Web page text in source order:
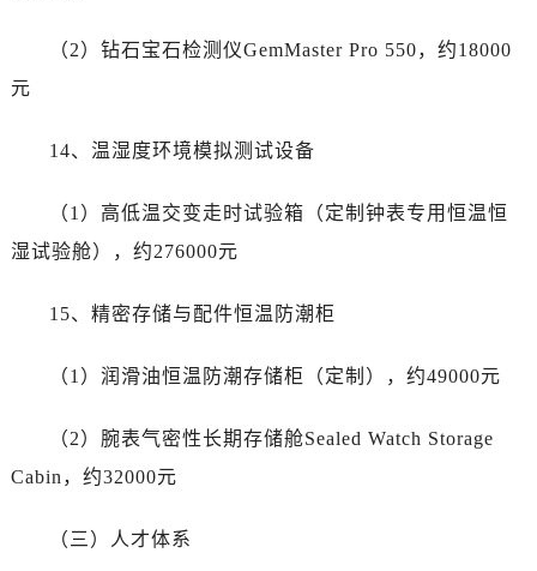
（2）钻石宝石检测仪GemMaster Pro 550，约18000
元
14、温湿度环境模拟测试设备
（1）高低温交变走时试验箱（定制钟表专用恒温恒
湿试验舱），约276000元
15、精密存储与配件恒温防潮柜
（1）润滑油恒温防潮存储柜（定制），约49000元
（2）腕表气密性长期存储舱Sealed Watch Storage
Cabin，约32000元
（三）人才体系